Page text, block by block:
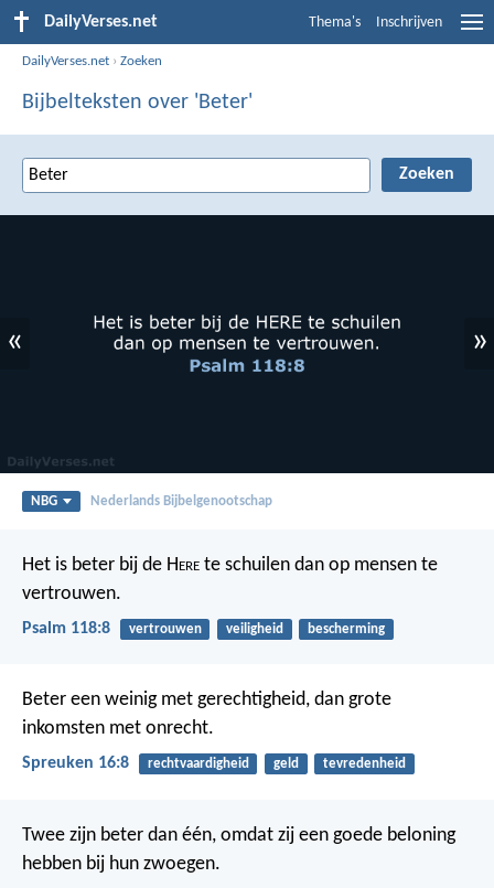
DailyVerses.net Thema's Inschrijven
DailyVerses.net ›Zoeken
Bijbelteksten over 'Beter'
« »
NBG Nederlands Bijbelgenootschap
Het is beter bij de Here te schuilen dan op mensen te
vertrouwen.
Psalm 118:8 vertrouwen veiligheid bescherming
Beter een weinig met gerechtigheid, dan grote
inkomsten met onrecht.
Spreuken 16:8 rechtvaardigheid geld tevredenheid
Twee zijn beter dan één, omdat zij een goede beloning
hebben bij hun zwoegen.